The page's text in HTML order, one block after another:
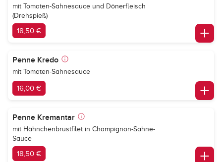
mit Tomaten-Sahnesauce und Dönerfleisch
(Drehspieß)
18,50 €
Penne Kredo
mit Tomaten-Sahnesauce
16,00 €
Penne Kremantar
mit Hähnchenbrustfilet in Champignon-Sahne-
Sauce
18,50 €